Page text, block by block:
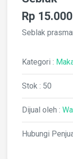
Rp 15.000
Seblak
Kategori :
Stok : 50
Dijual oleh :
Hubungi